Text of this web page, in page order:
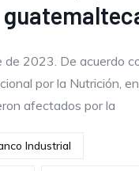
de 2023. De acuerdo
por la Nutrición,
afectados por la
Industrial